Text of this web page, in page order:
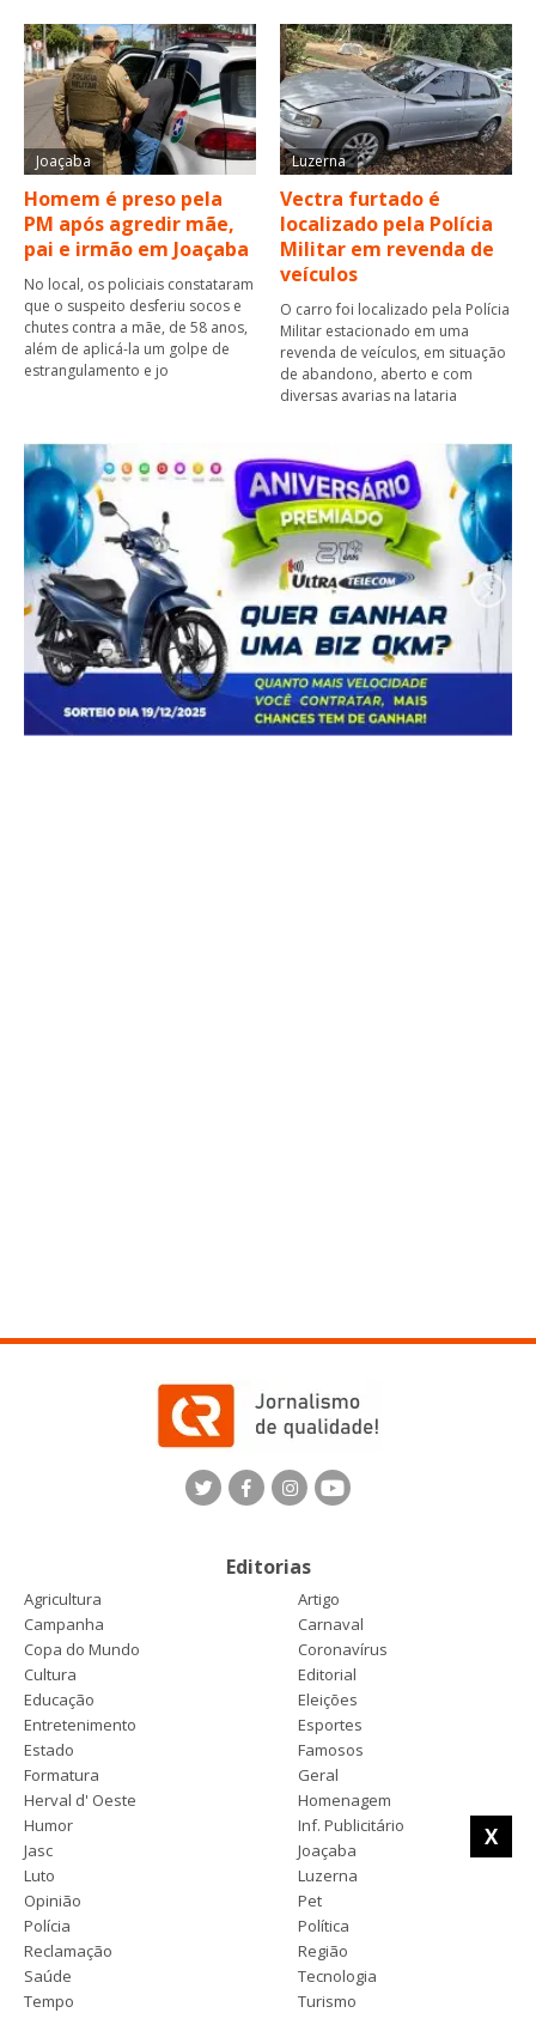
Joaçaba
Homem é preso pela
PM após agredir mãe,
pai e irmão em Joaçaba
No local, os policiais constataram
que o suspeito desferiu socos e
chutes contra a mãe, de 58 anos,
além de aplicá-la um golpe de
estrangulamento e jo
Luzerna
Vectra furtado é
localizado pela Polícia
Militar em revenda de
veículos
O carro foi localizado pela Polícia
Militar estacionado em uma
revenda de veículos, em situação
de abandono, aberto e com
diversas avarias na lataria
X
Editorias
Agricultura
Artigo
Campanha
Carnaval
Copa do Mundo
Coronavírus
Cultura
Editorial
Educação
Eleições
Entretenimento
Esportes
Estado
Famosos
Formatura
Geral
Herval d' Oeste
Homenagem
Humor
Inf. Publicitário
Jasc
Joaçaba
Luto
Luzerna
Opinião
Pet
Polícia
Política
Reclamação
Região
Saúde
Tecnologia
Tempo
Turismo